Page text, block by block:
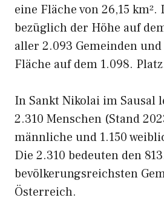
eine Fläche von 26,15
bezüglich der Höhe auf
aller 2.093 Gemeinden
Fläche auf dem 1.098.
In Sankt Nikolai im Sausal
2.310 Menschen (Stand
männliche und 1.150
Die 2.310 bedeuten den
bevölkerungsreichsten
Österreich.